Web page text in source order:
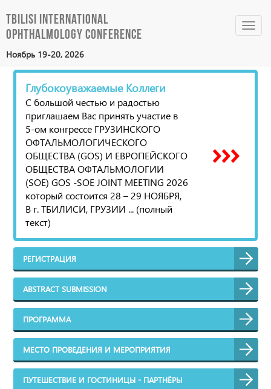
Ноябрь 19-20, 2026
Tbilisi International
Ophthalmology Conference
Глубокоуважаемые Коллеги
С большой честью и радостью
приглашаем Вас принять участие в
5-ом конгрессе ГРУЗИНСКОГО
ОФТАЛЬМОЛОГИЧЕСКОГО
ОБЩЕСТВА (GOS) И ЕВРОПЕЙСКОГО
ОБЩЕСТВА ОФТАЛЬМОЛОГИИ
(SOE) GOS -SOE JOINT MEETING 2026
который состоится 28 – 29 НОЯБРЯ,
В г. ТБИЛИСИ, ГРУЗИИ ... (полный
текст)
РЕГИСТРАЦИЯ
ABSTRACT SUBMISSION
ПРОГРАММА
МЕСТО ПРОВЕДЕНИЯ И МЕРОПРИЯТИЯ
ПУТЕШЕСТВИЕ И ГОСТИНИЦЫ - ПАРТНЁРЫ